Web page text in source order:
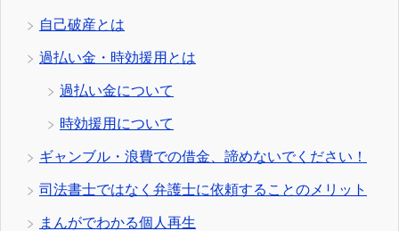
自己破産とは
過払い金・時効援用とは
過払い金について
時効援用について
ギャンブル・浪費での借金、諦めないでください！
司法書士ではなく弁護士に依頼することのメリット
まんがでわかる個人再生